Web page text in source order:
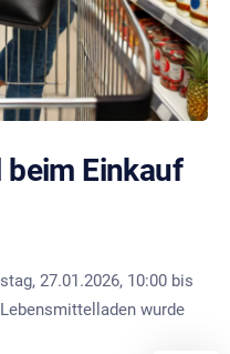
beim Einkauf
27.01.2026, 10:00 bis
wurde